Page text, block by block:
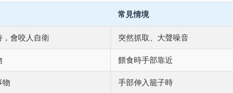
常見情境
會咬人自衛 突然抓取、大聲噪音
餵食時手部靠近
物 手部伸入籠子時